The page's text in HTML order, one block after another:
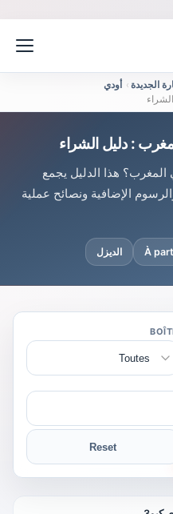
الجديدة ›
أودي
كيو3 جديدة في المغرب؟ هذا الدليل يجمع
الإضافية ونصائح عملية
À الديزل
Reset